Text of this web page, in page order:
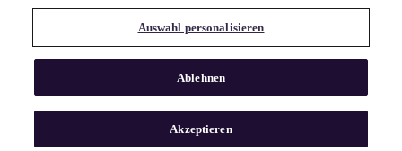
© 2025 Match Group.
Alle Rechte vorbehalten. MATCH GROUP, das MG-Logo und der MG-
Faden mit blauem Farbverlauf sind Marken der Match Group
Americas, LLC. Alle anderen Marken sind Eigentum ihrer jeweiligen
Auswahl personalisieren
Ablehnen
Akzeptieren